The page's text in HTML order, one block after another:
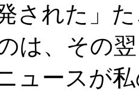
された」
は、その
ュースが